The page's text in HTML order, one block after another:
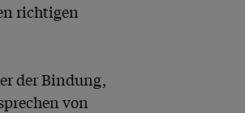
richtigen
der Bindung,
von